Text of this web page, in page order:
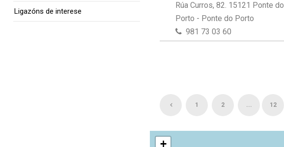
Rúa Curros, 82. 15121 Ponte do
Porto - Ponte do Porto
981 73 03 60
1 2 ... 12
+
Ligazóns de interese